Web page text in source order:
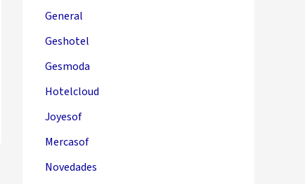
General
Geshotel
Gesmoda
Hotelcloud
Joyesof
Mercasof
Novedades